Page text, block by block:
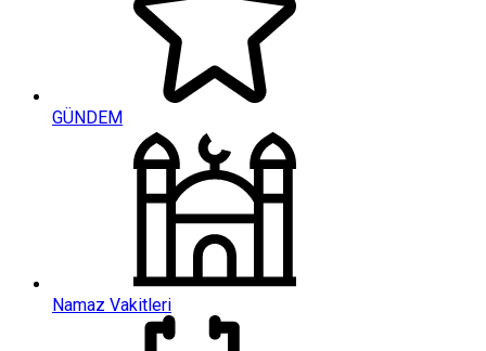
GÜNDEM
Namaz Vakitleri